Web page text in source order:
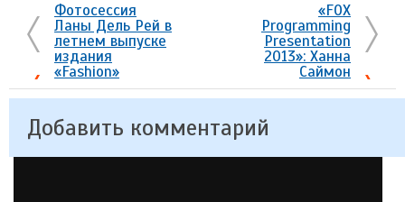
Фотосессия
Ланы Дель Рей в
летнем выпуске
издания
«Fashion»
«FOX
Programming
Presentation
2013»: Ханна
Саймон
Добавить комментарий